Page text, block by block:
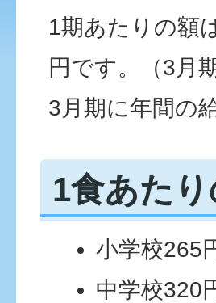
1期あたりの額
円です。（3月
3月期に年間の
1食あた
小学校265
中学校320